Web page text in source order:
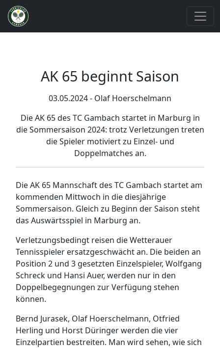
AK 65 beginnt Saison
03.05.2024 - Olaf Hoerschelmann
Die AK 65 des TC Gambach startet in Marburg in
die Sommersaison 2024: trotz Verletzungen treten
die Spieler motiviert zu Einzel- und
Doppelmatches an.
Die AK 65 Mannschaft des TC Gambach startet am
kommenden Mittwoch in die diesjährige
Sommersaison. Gleich zu Beginn der Saison steht
das Auswärtsspiel in Marburg an.
Verletzungsbedingt reisen die Wetterauer
Tennisspieler ersatzgeschwächt an. Die beiden an
Position 2 und 3 gesetzten Einzelspieler, Wolfgang
Schreck und Hansi Auer, werden nur in den
Doppelbegegnungen zur Verfügung stehen
können.
Bernd Jurasek, Olaf Hoerschelmann, Otfried
Herling und Horst Düringer werden die vier
Einzelpartien bestreiten. Man wird sehen, wie sich